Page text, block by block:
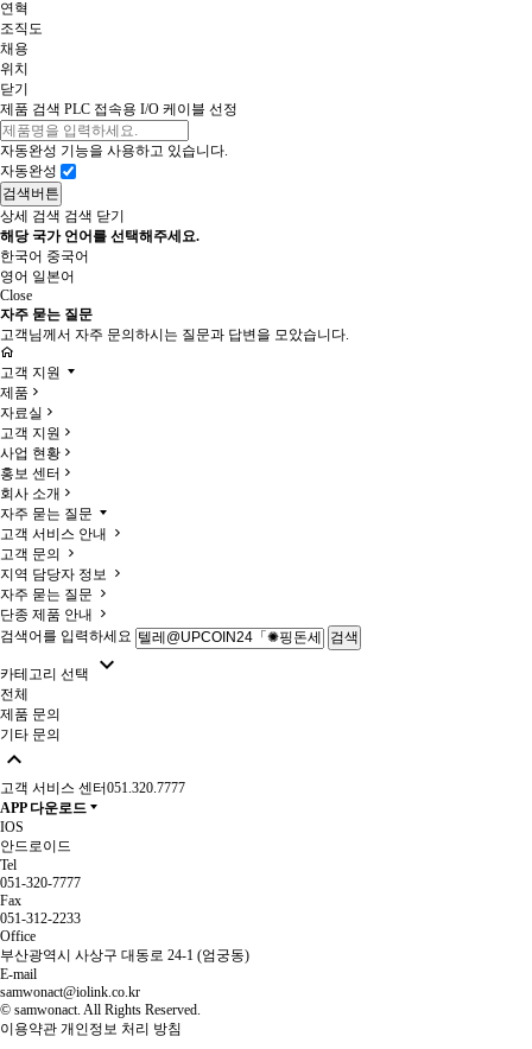
연혁
조직도
채용
위치
닫기
제품 검색 PLC 접속용 I/O 케이블 선정
자동완성 기능을 사용하고 있습니다.
자동완성
검색버튼
상세 검색 검색 닫기
해당 국가 언어를 선택해주세요.
한국어 중국어
영어 일본어
Close
자주 묻는 질문
고객님께서 자주 문의하시는 질문과 답변을 모았습니다.
고객 지원
제품
자료실
고객 지원
사업 현황
홍보 센터
회사 소개
자주 묻는 질문
고객 서비스 안내
고객 문의
지역 담당자 정보
자주 묻는 질문
단종 제품 안내
검색어를 입력하세요
검색
카테고리 선택 
전체
제품 문의
기타 문의

고객 서비스 센터051.320.7777
APP 다운로드
IOS
안드로이드
Tel
051-320-7777
Fax
051-312-2233
Office
부산광역시 사상구 대동로 24-1 (엄궁동)
E-mail
samwonact@iolink.co.kr
© samwonact. All Rights Reserved.
이용약관 개인정보 처리 방침